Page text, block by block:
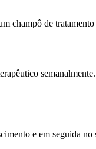
champô de
e em seguida no